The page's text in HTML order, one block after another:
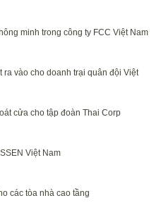
minh trong công ty FCC Việt Nam
ra vào cho doanh trại quân đội Việt
cửa cho tập đoàn Thai Corp
Việt Nam
các tòa nhà cao tầng